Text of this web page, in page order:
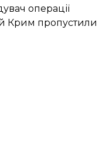
операції
Крим пропустили